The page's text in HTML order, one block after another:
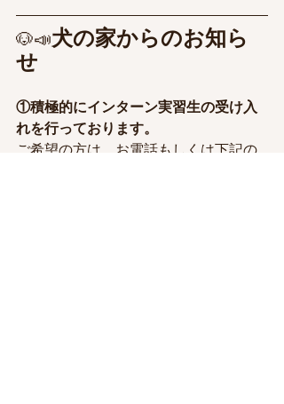
🐶📣犬の家からのお知ら
せ
①積極的にインターン実習生の受け入
れを行っております。
ご希望の方は、お電話もしくは下記の